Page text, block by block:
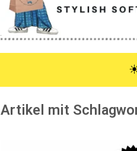
Artikel mit
Soraya ist eine Mini-Amigas-Puppe,